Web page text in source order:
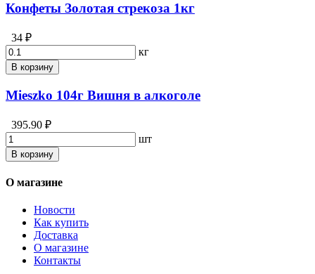
Конфеты Золотая стрекоза 1кг
34 ₽
кг
В корзину
Mieszko 104г Вишня в алкоголе
395.90 ₽
шт
В корзину
О магазине
Новости
Как купить
Доставка
О магазине
Контакты